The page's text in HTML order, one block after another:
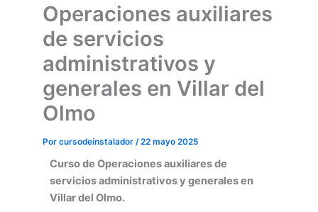
Operaciones auxiliares
de servicios
administrativos y
generales en Villar del
Olmo
Por cursodeinstalador /22 mayo 2025
Curso de Operaciones auxiliaresde
servicios administrativos y generales en
Villar del Olmo.